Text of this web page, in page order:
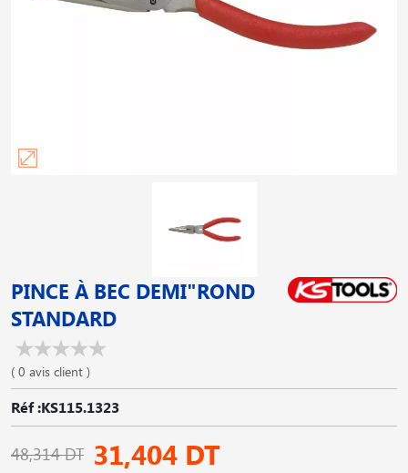
PINCE À BEC DEMI"ROND
STANDARD
( 0 avis client )
Réf :KS115.1323
48,314 DT 31,404 DT